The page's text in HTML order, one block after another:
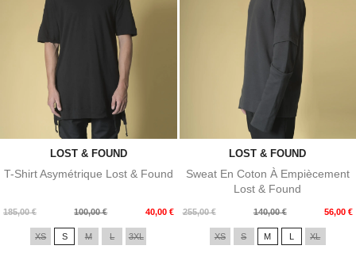
LOST & FOUND
T-Shirt Asymétrique Lost & Found
185,00 €
Prix
100,00 € 40,00 €
Prix
XS S M L 3XL
LOST & FOUND
Sweat En Coton À Empiècement
Lost & Found
255,00 €
Prix
140,00 € 56,00 €
Prix
XS S M L XL